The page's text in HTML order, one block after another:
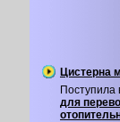
Цистерна
Поступила
для